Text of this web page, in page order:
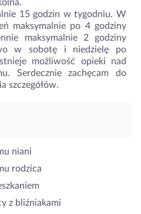
15 godzin w tygodniu. W
maksymalnie po 4 godziny
maksymalnie 2 godziny
w sobotę i niedzielę po
możliwość opieki nad
Serdecznie zachęcam do
szczegółów.
niani
rodzica
z bliźniakami